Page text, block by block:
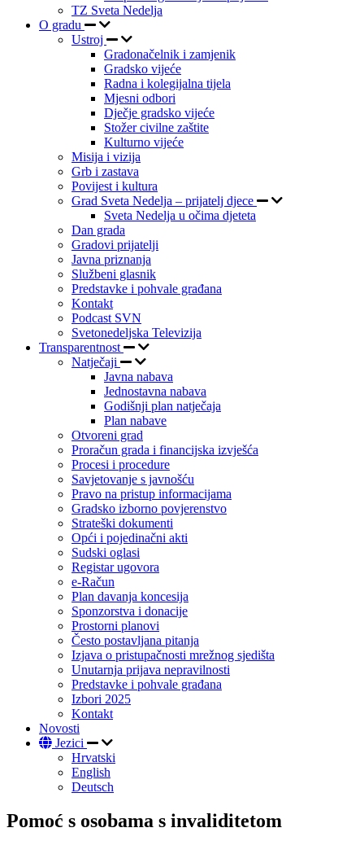
TZ Sveta Nedelja
O gradu
Ustroj
Gradonačelnik i zamjenik
Gradsko vijeće
Radna i kolegijalna tijela
Mjesni odbori
Dječje gradsko vijeće
Stožer civilne zaštite
Kulturno vijeće
Misija i vizija
Grb i zastava
Povijest i kultura
Grad Sveta Nedelja – prijatelj djece
Sveta Nedelja u očima djeteta
Dan grada
Gradovi prijatelji
Javna priznanja
Službeni glasnik
Predstavke i pohvale građana
Kontakt
Podcast SVN
Svetonedeljska Televizija
Transparentnost
Natječaji
Javna nabava
Jednostavna nabava
Godišnji plan natječaja
Plan nabave
Otvoreni grad
Proračun grada i financijska izvješća
Procesi i procedure
Savjetovanje s javnošću
Pravo na pristup informacijama
Gradsko izborno povjerenstvo
Strateški dokumenti
Opći i pojedinačni akti
Sudski oglasi
Registar ugovora
e-Račun
Plan davanja koncesija
Sponzorstva i donacije
Prostorni planovi
Često postavljana pitanja
Izjava o pristupačnosti mrežnog sjedišta
Unutarnja prijava nepravilnosti
Predstavke i pohvale građana
Izbori 2025
Kontakt
Novosti
Jezici
Hrvatski
English
Deutsch
Pomoć s osobama s invaliditetom